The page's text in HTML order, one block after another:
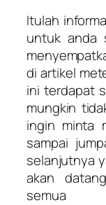
Itulah
untuk anda
di artikel
ini terdapat
mungkin
ingin minta
sampai
selanjutnya
akan
semua